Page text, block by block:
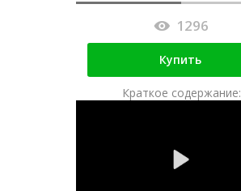
1296
Купить
Краткое содержание: